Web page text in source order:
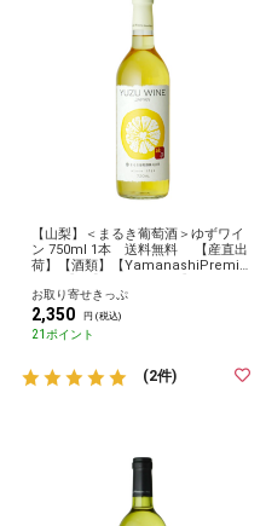
【山梨】＜まるき葡萄酒＞ゆずワイ
ン 750ml 1本 送料無料 【産直出
荷】【酒類】【YamanashiPremiu
寄せ グルメ 産地直送 産直
お取り寄せきっぷ
2,350 円 (税込)
21ポイント
(2件)